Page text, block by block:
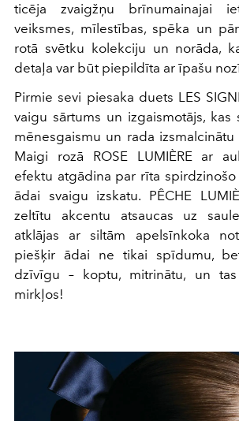
ticēja zvaigžņu brīnumainajai
veiksmes, mīlestības, spēka un
rotā svētku kolekciju un norāda,
detaļa var būt piepildīta ar īpašu
Pirmie sevi piesaka duets LES
vaigu sārtums un izgaismotājs, kas
mēnesgaismu un rada
Maigi rozā ROSE LUMIÈRE ar
efektu atgādina par rīta
ādai svaigu izskatu. PÊCHE
zeltītu akcentu atsaucas uz
atklājas ar siltām apelsīnkoka
piešķir ādai ne tikai spīdumu,
dzīvīgu – koptu, mitrinātu, un
mirkļos!